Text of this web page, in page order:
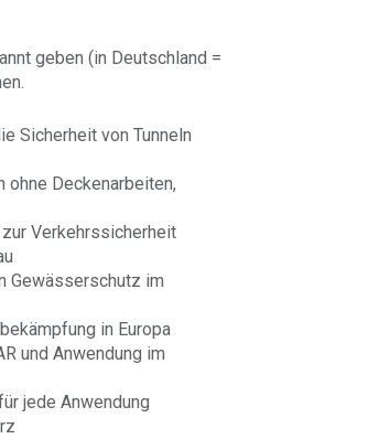
geben (in Deutschland =
Sicherheit von Tunneln
ohne Deckenarbeiten,
Verkehrssicherheit
Gewässerschutz im
in Europa
und Anwendung im
jede Anwendung